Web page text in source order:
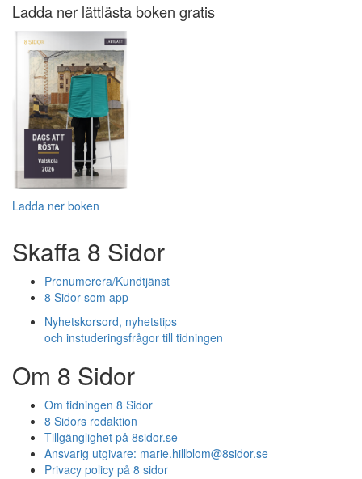
Ladda ner lättlästa boken gratis
Ladda ner boken
Skaffa 8 Sidor
Prenumerera/Kundtjänst
8 Sidor som app
Nyhetskorsord, nyhetstips
och instuderingsfrågor till tidningen
Om 8 Sidor
Om tidningen 8 Sidor
8 Sidors redaktion
Tillgänglighet på 8sidor.se
Ansvarig utgivare: marie.hillblom@8sidor.se
Privacy policy på 8 sidor